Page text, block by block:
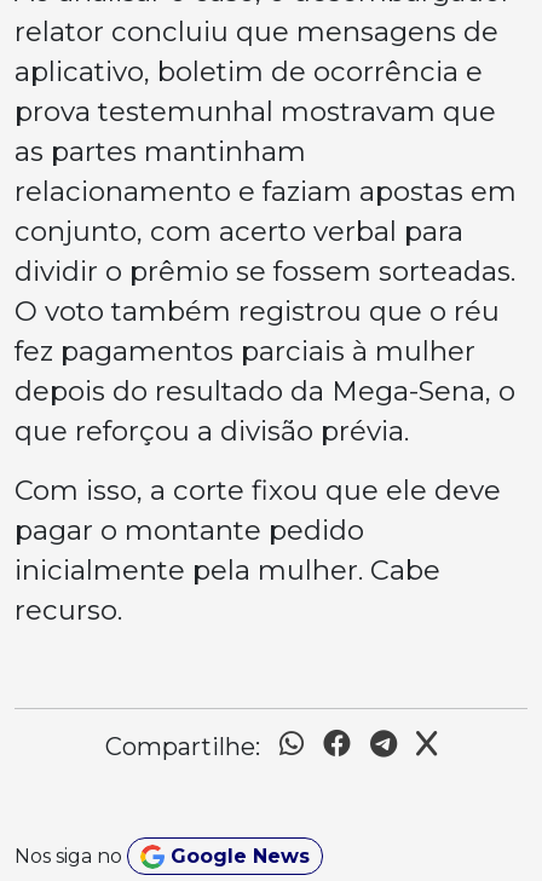
relator concluiu que mensagens de
aplicativo, boletim de ocorrência e
prova testemunhal mostravam que
as partes mantinham
relacionamento e faziam apostas em
conjunto, com acerto verbal para
dividir o prêmio se fossem sorteadas.
O voto também registrou que o réu
fez pagamentos parciais à mulher
depois do resultado da Mega-Sena, o
que reforçou a divisão prévia.
Com isso, a corte fixou que ele deve
pagar o montante pedido
inicialmente pela mulher. Cabe
recurso.
Compartilhe:
Nos siga no Google News